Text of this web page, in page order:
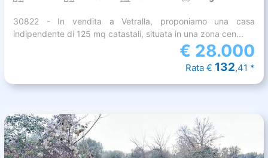
30822 - In vendita a Vetralla, proponiamo una casa
indipendente di 125 mq catastali, situata in una zona cen...
€ 28.000
Rata € 132,41 *